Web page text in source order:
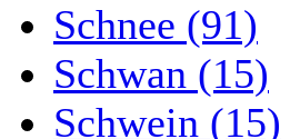
Schnee (91)
Schwan (15)
Schwein (15)